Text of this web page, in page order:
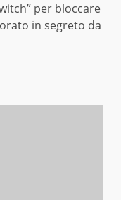
per bloccare
in segreto da